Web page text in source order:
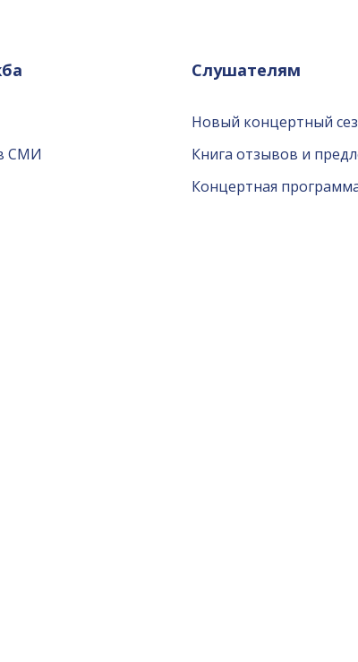
СМИ
Слушателям
Новый концертный
Книга отзывов и
Концертная